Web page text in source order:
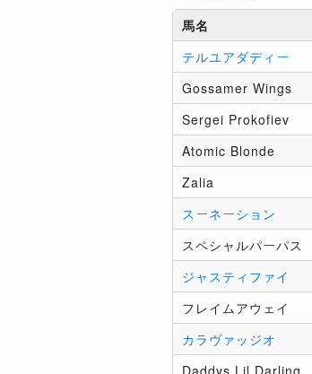
馬名
テルユアダディー
Gossamer Wings
Sergei Prokofiev
Atomic Blonde
Zalia
スーネーション
スペシャルパーパス
ジャスティファイ
フレイムアウェイ
カラヴァッジオ
Daddys Lil Darling